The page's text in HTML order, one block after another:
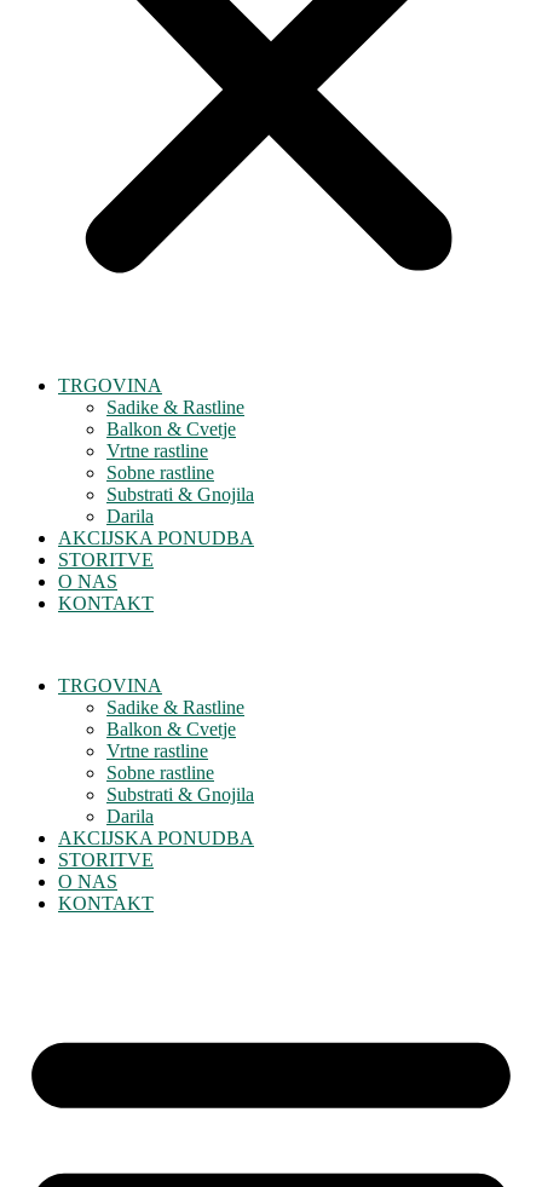
TRGOVINA
Sadike & Rastline
Balkon & Cvetje
Vrtne rastline
Sobne rastline
Substrati & Gnojila
Darila
AKCIJSKA PONUDBA
STORITVE
O NAS
KONTAKT
TRGOVINA
Sadike & Rastline
Balkon & Cvetje
Vrtne rastline
Sobne rastline
Substrati & Gnojila
Darila
AKCIJSKA PONUDBA
STORITVE
O NAS
KONTAKT